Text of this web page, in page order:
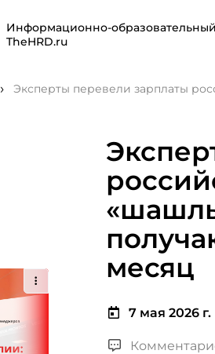
Информационно-
TheHRD.ru
Эксперты перевели зарплаты
месяц
7 мая 2026 г.